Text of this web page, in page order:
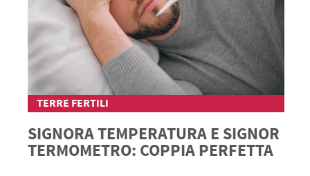
TERRE FERTILI
SIGNORA TEMPERATURA E SIGNOR
TERMOMETRO: COPPIA PERFETTA